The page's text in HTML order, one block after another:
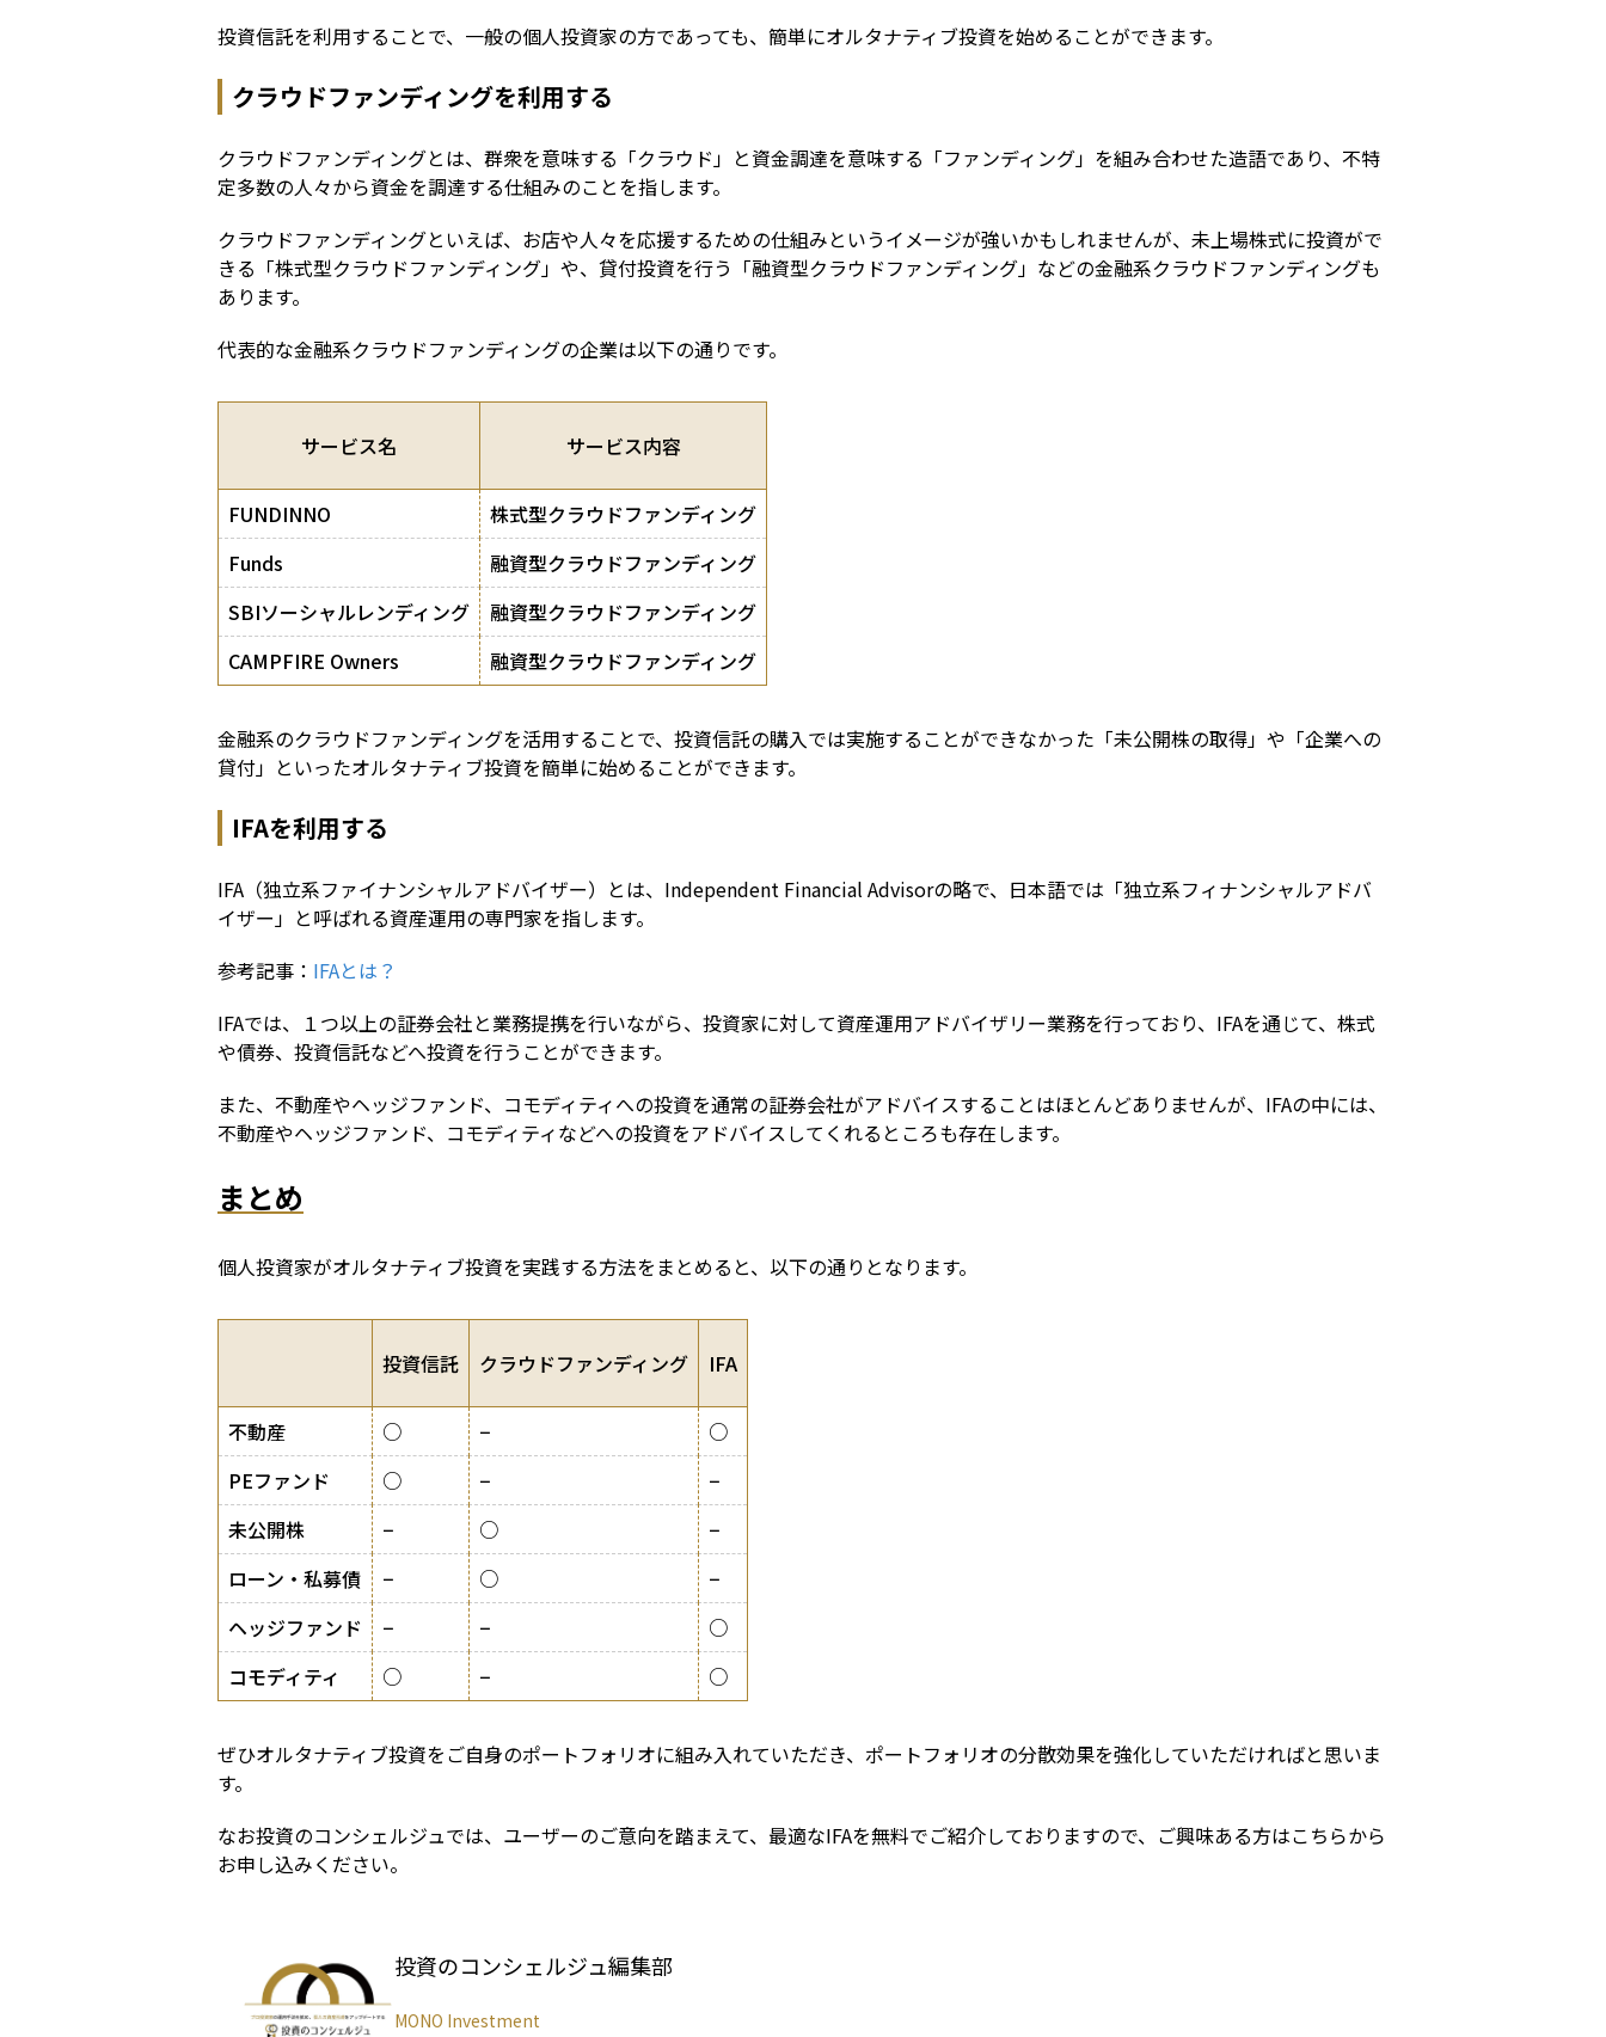
投資信託を利用することで、一般の個人投資家の方であっても、簡単にオルタナティブ投資を始めることができます。
クラウドファンディングを利用する
クラウドファンディングとは、群衆を意味する「クラウド」と資金調達を意味する「ファンディング」を組み合わせた造語であり、不特
定多数の人々から資金を調達する仕組みのことを指します。
クラウドファンディングといえば、お店や人々を応援するための仕組みというイメージが強いかもしれませんが、未上場株式に投資がで
きる「株式型クラウドファンディング」や、貸付投資を行う「融資型クラウドファンディング」などの金融系クラウドファンディングも
あります。
代表的な金融系クラウドファンディングの企業は以下の通りです。
サービス名 サービス内容
FUNDINNO
株式型クラウドファンディング
Funds
融資型クラウドファンディング
SBIソーシャルレンディング
融資型クラウドファンディング
CAMPFIRE Owners
融資型クラウドファンディング
金融系のクラウドファンディングを活用することで、投資信託の購入では実施することができなかった「未公開株の取得」や「企業への
貸付」といったオルタナティブ投資を簡単に始めることができます。
IFAを利用する
IFA（独立系ファイナンシャルアドバイザー）とは、Independent Financial Advisorの略で、日本語では「独立系フィナンシャルアドバ
イザー」と呼ばれる資産運用の専門家を指します。
参考記事： IFAとは？
IFAでは、１つ以上の証券会社と業務提携を行いながら、投資家に対して資産運用アドバイザリー業務を行っており、IFAを通じて、株式
や債券、投資信託などへ投資を行うことができます。
また、不動産やヘッジファンド、コモディティへの投資を通常の証券会社がアドバイスすることはほとんどありませんが、IFAの中には、
不動産やヘッジファンド、コモディティなどへの投資をアドバイスしてくれるところも存在します。
まとめ
個人投資家がオルタナティブ投資を実践する方法をまとめると、以下の通りとなります。
投資信託 クラウドファンディング IFA
不動産 ○ −
○
PEファンド
○ −
−
未公開株
− ○
−
ローン・私募債
− ○
−
ヘッジファンド
− −
○
コモディティ
○ − ○
ぜひオルタナティブ投資をご自身のポートフォリオに組み入れていただき、ポートフォリオの分散効果を強化していただければと思いま
す。
なお投資のコンシェルジュでは、ユーザーのご意向を踏まえて、最適なIFAを無料でご紹介しておりますので、ご興味ある方はこちらから
お申し込みください。
投資のコンシェルジュ編集部
MONO Investment